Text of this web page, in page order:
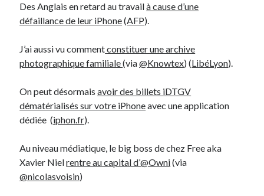
Commentaires récents
Entretien ménagerdansT’as vu quoi ? #52
Comment j’ai opéré ma vélorution toute personnelle
AnthonydansComment j’ai opéré ma vélorution toute personnelle
personnelle
A Lyon
Bon plan du dimanche
Des Anglais en retard au travailà cause d’une
défaillance de leur iPhone(AFP).
J’ai aussi vu commentconstituer une archive
photographique familiale(via@Knowtex) (LibéLyon).
On peut désormaisavoir des billets iDTGV
dématérialisés sur votre iPhoneavec une application
dédiée (iphon.fr).
Au niveau médiatique, le big boss de chez Free aka
Xavier Nielrentre au capital d’@Owni(via
@nicolasvoisin)